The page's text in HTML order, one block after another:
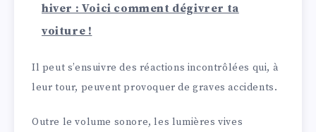
hiver : Voici comment dégivrer ta
voiture !
Il peut s’ensuivre des réactions incontrôlées qui, à
leur tour, peuvent provoquer de graves accidents.
Outre le volume sonore, les lumières vives